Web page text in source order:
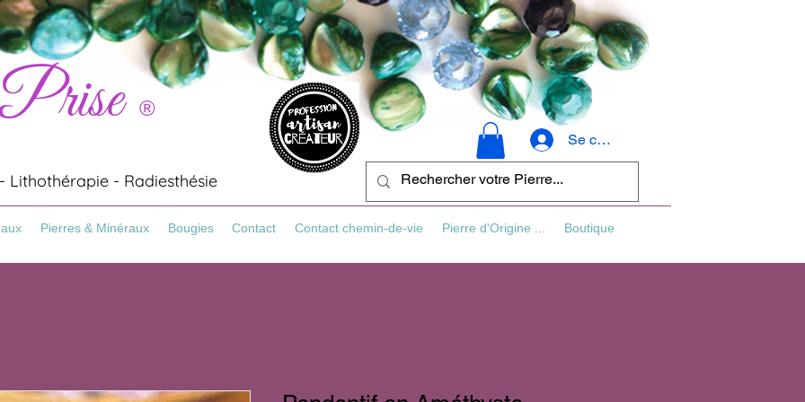
®
Se connecter
Lithothérapie - Radiesthésie
Pierres & Minéraux Bougies Contact Contact chemin-de-vie Pierre d'Origine ... Boutique